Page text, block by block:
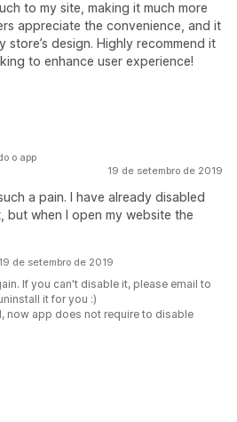
to my site, making it much more
appreciate the convenience, and it
store’s design. Highly recommend it
to enhance user experience!
19 de setembro de 2019
a pain. I have already disabled
but when I open my website the
o app
de setembro de 2019
If you can't disable it, please email to
it for you :)
now app does not require to disable